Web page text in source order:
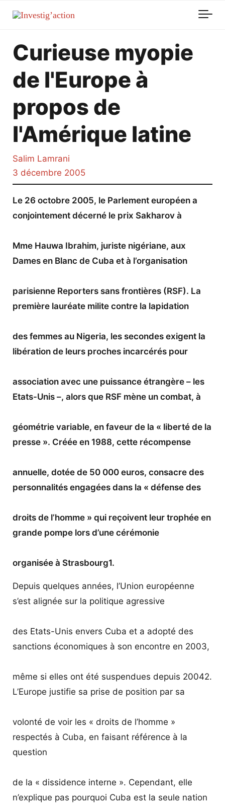
Curieuse myopie
de l'Europe à
propos de
l'Amérique latine
Salim Lamrani
3 décembre 2005
Le 26 octobre 2005, le Parlement européen a
conjointement décerné le prix Sakharov à
Mme Hauwa Ibrahim, juriste nigériane, aux
Dames en Blanc de Cuba et à l’organisation
parisienne Reporters sans frontières (RSF). La
première lauréate milite contre la lapidation
des femmes au Nigeria, les secondes exigent la
libération de leurs proches incarcérés pour
association avec une puissance étrangère – les
Etats-Unis –, alors que RSF mène un combat, à
géométrie variable, en faveur de la « liberté de la
presse ». Créée en 1988, cette récompense
annuelle, dotée de 50 000 euros, consacre des
personnalités engagées dans la « défense des
droits de l’homme » qui reçoivent leur trophée en
grande pompe lors d’une cérémonie
organisée à Strasbourg1.
Depuis quelques années, l’Union européenne
s’est alignée sur la politique agressive
des Etats-Unis envers Cuba et a adopté des
sanctions économiques à son encontre en 2003,
même si elles ont été suspendues depuis 20042.
L’Europe justifie sa prise de position par sa
volonté de voir les « droits de l’homme »
respectés à Cuba, en faisant référence à la
question
de la « dissidence interne ». Cependant, elle
n’explique pas pourquoi Cuba est la seule nation